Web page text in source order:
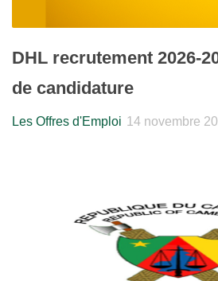
DHL recrutement 2026-
de candidature
Les Offres d'Emploi 14 novembre